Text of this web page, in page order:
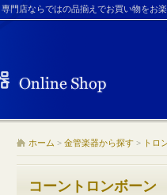
門店ならではの品揃えでお買い物をお楽
ホーム > 金管楽器から探す > トロ
コーントロンボーン